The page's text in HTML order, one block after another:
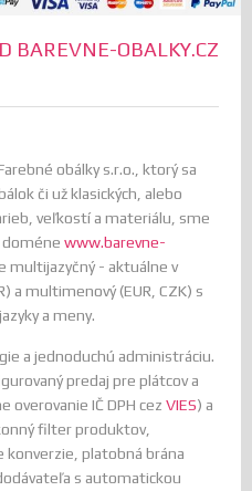
BAREVNE-OBALKY.CZ
obálky s.r.o., ktorý sa
či už klasických, alebo
veľkostí a materiálu, sme
doméne www.barevne-
multijazyčný - aktuálne v
a multimenový (EUR, CZK) s
a meny.
a jednoduchú administráciu.
predaj pre plátcov a
overovanie IČ DPH cez VIES) a
filter produktov,
konverzie, platobná brána
s automatickou